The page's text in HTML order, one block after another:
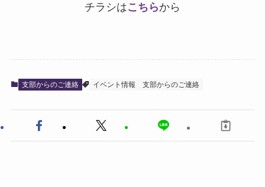
チラシはこちらから
支部からのご連絡 イベント情報 支部からのご連絡